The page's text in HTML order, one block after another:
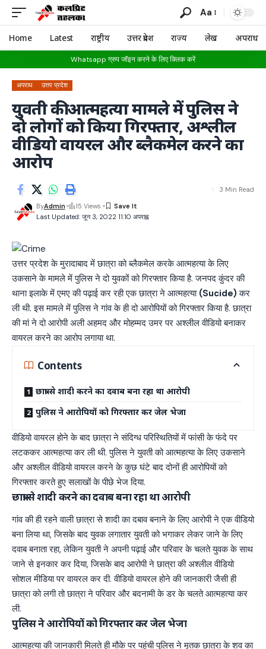
Aa
Home Latest राष्ट्रीय उत्तर प्रदेश राज्य लेख अपराध
Whatsapp ग्रुप जॉइन करने के लिए क्लिक करें
अपराध उत्तर प्रदेश
युवती की आत्महत्या मामले में पुलिस ने
दो लोगों को किया गिरफ्तार, अश्लील
वीडियो वायरल और ब्लैकमेल करने का
आरोप
Last Updated: जून 3, 2022 11:10 अपराह्न
ByAdmin 15 Views
3 Min Read
उत्तर प्रदेश के मुरादाबाद में छात्रा को ब्लैकमेल करके आत्महत्या के लिए
उकसाने के मामले में पुलिस ने दो युवकों को गिरफ्तार किया है. जनपद कुंदर की
थाना इलाके में एमए की पढ़ाई कर रही एक छात्रा ने आत्महत्या (Sucide) कर
ली थी. इस मामले में पुलिस ने गांव के ही दो आरोपियों को गिरफ्तार किया है. छात्रा
की मां ने दो आरोपी अली अहमद और मोहम्मद उमर पर अश्लील वीडियो बनाकर
वायरल करने का आरोप लगाया था.
Contents
छात्रा से शादी करने का दवाब बना रहा था आरोपी
पुलिस ने आरोपियों को गिरफ्तार कर जेल भेजा
वीडियो वायरल होने के बाद छात्रा ने संदिग्ध परिस्थितियों में फांसी के फंदे पर
लटककर आत्महत्या कर ली थी. पुलिस ने युवती को आत्महत्या के लिए उकसाने
और अश्लील वीडियो वायरल करने के कुछ घंटे बाद दोनों ही आरोपियों को
गिरफ्तार करते हुए सलाखों के पीछे भेज दिया.
छात्रा से शादी करने का दवाब बना रहा था आरोपी
गांव की ही रहने वाली छात्रा से शादी का दबाव बनाने के लिए आरोपी ने एक वीडियो
बना लिया था, जिसके बाद युवक लगातार युवती को भगाकर लेकर जाने के लिए
दवाब बनाता रहा, लेकिन युवती ने अपनी पढ़ाई और परिवार के चलते युवक के साथ
जाने से इनकार कर दिया, जिसके बाद आरोपी ने छात्रा की अश्लील वीडियो
सोशल मीडिया पर वायरल कर दी. वीडियो वायरल होने की जानकारी जैसी ही
छात्रा को लगी तो छात्रा ने परिवार और बदनामी के डर के चलते आत्महत्या कर
ली.
पुलिस ने आरोपियों को गिरफ्तार कर जेल भेजा
आत्महत्या की जानकारी मिलते ही मौके पर पहुंची पुलिस ने मृतक छात्रा के शव का